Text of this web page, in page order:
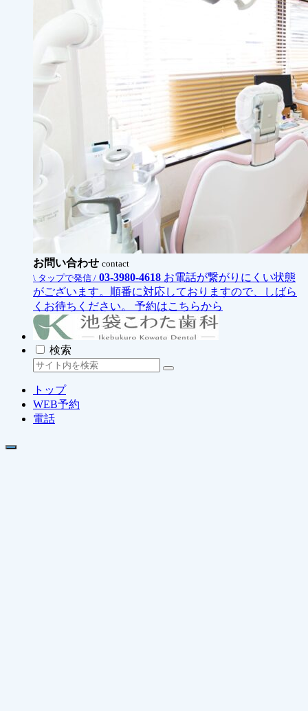
お問い合わせ contact
\ タップで発信 / 03-3980-4618 お電話が繋がりにくい状態
がございます。順番に対応しておりますので、しばら
くお待ちください。
予約はこちらから
検索
トップ
WEB予約
電話